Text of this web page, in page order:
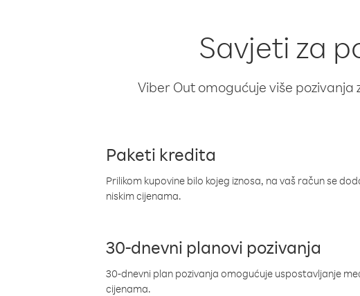
Savjeti za
Viber Out omogućuje više
Paketi kredita
Prilikom kupovine bilo kojeg iznosa, na vaš račun se
niskim cijenama.
30-dnevni planovi pozivanja
30-dnevni plan pozivanja omogućuje uspostavljanje
cijenama.